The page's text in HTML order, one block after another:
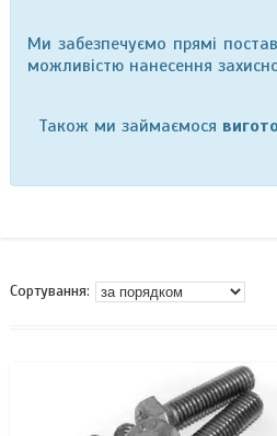
Ми забезпечуємо прямі
можливістю нанесення
Також ми займаємося